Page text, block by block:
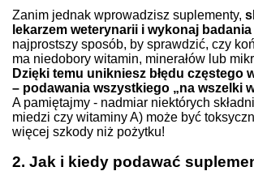
Zanim jednak wprowadzisz suplementy,
lekarzem weterynarii i wykonaj
najprostszy sposób, by sprawdzić, czy
ma niedobory witamin, minerałów lub
Dzięki temu unikniesz błędu częstego
– podawania wszystkiego „na wszelki
A pamiętajmy - nadmiar niektórych
miedzi czy witaminy A) może być
więcej szkody niż pożytku!
2. Jak i kiedy podawać